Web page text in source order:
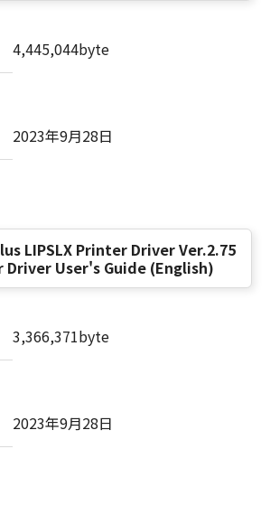
リックした時点、または「本ソ
インストールした時点で発効
本ソフトウェア」およびその
を廃棄および消去することによ
上記(3)によって本契約書が終了
かに、「本ソフトウェア」およ
のすべてを廃棄または消去するも
わらず、本契約書第2条、第4条
第8条第4項および第10条の規
の終了後も効力を有します。
ユーザー”とは、米国政府の機
4,445,044byte
2023年9月28日
LIPSLX Printer Driver Ver.2.75
Driver User's Guide (English)
3,366,371byte
2023年9月28日